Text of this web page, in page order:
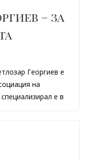
– за
Георгиев е
на
е в